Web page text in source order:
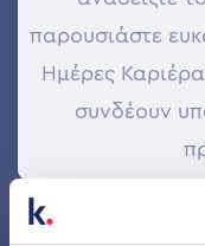
παρουσιάστε
Ημέρες
συνδέουν